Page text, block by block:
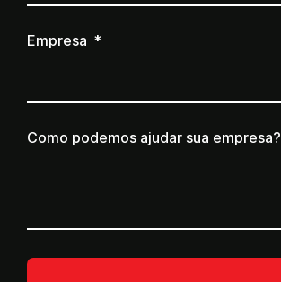
Empresa
Como podemos ajudar sua empresa?